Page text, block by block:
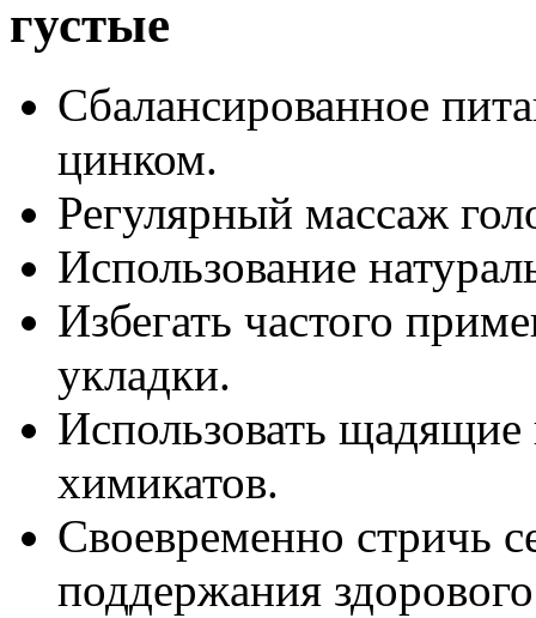
густые
Сбалансированное
цинком.
Регулярный массаж
Использование
Избегать частого
укладки.
Использовать
химикатов.
Своевременно стричь
поддержания